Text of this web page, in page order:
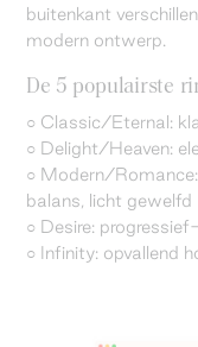
buitenkant
modern ontwerp.
De 5 populairste
○ Classic/Eternal:
○ Delight/Heaven:
○ Modern/
balans, licht gewelfd
○ Desire:
○ Infinity: opvallend